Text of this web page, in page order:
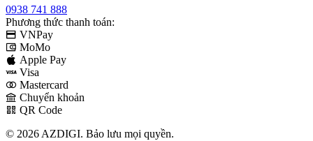
0938 741 888
Phương thức thanh toán:
VNPay
MoMo
Apple Pay
Visa
Mastercard
Chuyển khoản
QR Code
© 2026 AZDIGI. Bảo lưu mọi quyền.